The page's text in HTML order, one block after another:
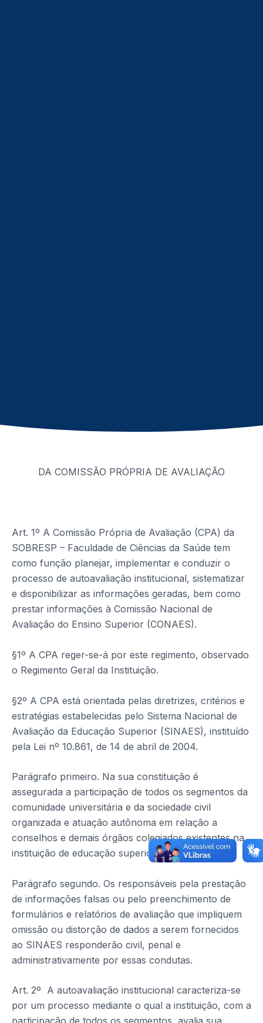
DA COMISSÃO PRÓPRIA DE AVALIAÇÃO
Art. 1º A Comissão Própria de Avaliação (CPA) da
SOBRESP – Faculdade de Ciências da Saúde tem
como função planejar, implementar e conduzir o
processo de autoavaliação institucional, sistematizar
e disponibilizar as informações geradas, bem como
prestar informações à Comissão Nacional de
Avaliação do Ensino Superior (CONAES).
§1º A CPA reger-se-á por este regimento, observado
o Regimento Geral da Instituição.
§2º A CPA está orientada pelas diretrizes, critérios e
estratégias estabelecidas pelo Sistema Nacional de
Avaliação da Educação Superior (SINAES), instituído
pela Lei nº 10.861, de 14 de abril de 2004.
Parágrafo primeiro. Na sua constituição é
assegurada a participação de todos os segmentos da
comunidade universitária e da sociedade civil
organizada e atuação autônoma em relação a
conselhos e demais órgãos colegiados existentes na
instituição de educação superior.
Parágrafo segundo. Os responsáveis pela prestação
de informações falsas ou pelo preenchimento de
formulários e relatórios de avaliação que impliquem
omissão ou distorção de dados a serem fornecidos
ao SINAES responderão civil, penal e
administrativamente por essas condutas.
Art. 2º A autoavaliação institucional caracteriza-se
por um processo mediante o qual a instituição, com a